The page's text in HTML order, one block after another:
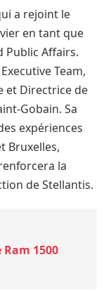
a rejoint le
en tant que
Public Affairs.
Team,
et Directrice de
Gobain. Sa
expériences
Bruxelles,
la
de Stellantis.
1500